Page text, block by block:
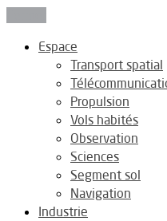
Espace
Transport spatial
Propulsion
Vols habités
Observation
Sciences
Segment sol
Navigation
Industrie